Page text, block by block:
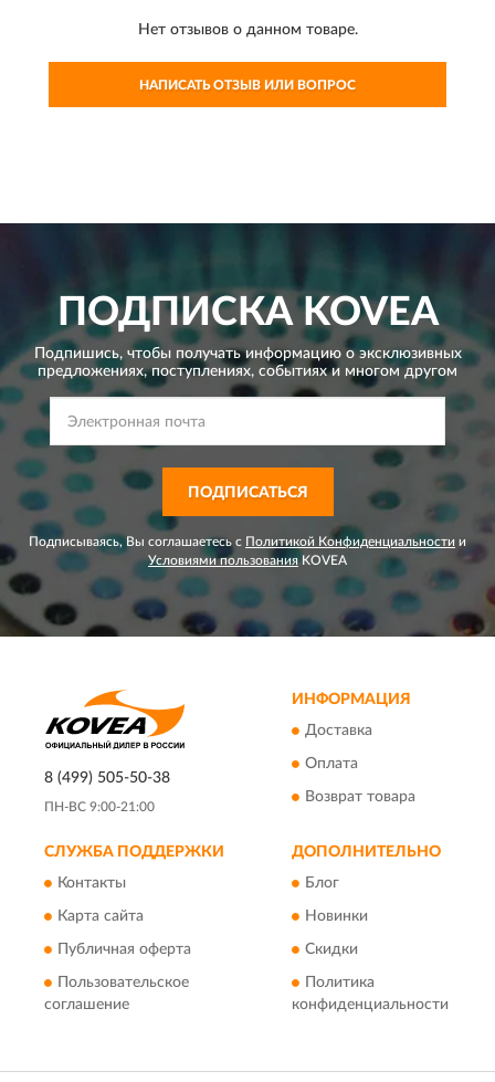
Нет отзывов о данном товаре.
НАПИСАТЬ ОТЗЫВ ИЛИ ВОПРОС
ПОДПИСКАKOVEA
Подпишись, чтобы получать информацию о эксклюзивных
предложениях,поступлениях, событиях и многом другом
ПОДПИСАТЬСЯ
Подписываясь, Вы соглашаетесь с Политикой Конфиденциальности и
Условиями пользованияKOVEA
8 (499) 505-50-38
ПН-ВС 9:00-21:00
ИНФОРМАЦИЯ
Доставка
Оплата
Возврат товара
СЛУЖБА ПОДДЕРЖКИ
Контакты
Карта сайта
Публичная оферта
Пользовательское
соглашение
ДОПОЛНИТЕЛЬНО
Блог
Новинки
Скидки
Политика
конфиденциальности